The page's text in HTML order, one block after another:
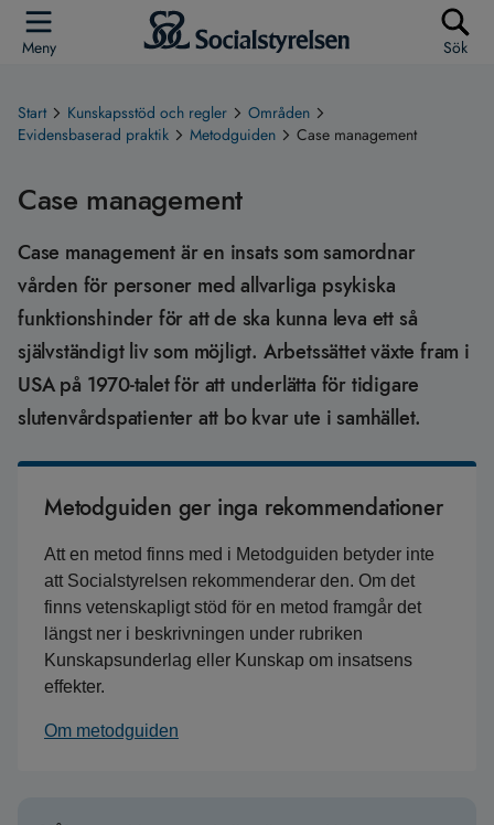
Meny Sök
Start Kunskapsstöd och regler
Områden
Evidensbaserad praktik
Metodguiden Case management
Case management
Case management är en insats som samordnar
vården för personer med allvarliga psykiska
funktionshinder för att de ska kunna leva ett så
självständigt liv som möjligt. Arbetssättet växte fram i
USA på 1970-talet för att underlätta för tidigare
slutenvårdspatienter att bo kvar ute i samhället.
Metodguiden ger inga rekommendationer
Att en metod finns med i Metodguiden betyder inte
att Socialstyrelsen rekommenderar den. Om det
finns vetenskapligt stöd för en metod framgår det
längst ner i beskrivningen under rubriken
Kunskapsunderlag eller Kunskap om insatsens
effekter.
Om metodguiden